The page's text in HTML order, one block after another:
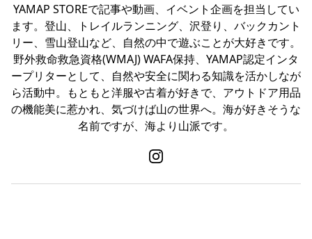
YAMAP STOREで記事や動画、イベント企画を担当してい
ます。登山、トレイルランニング、沢登り、バックカント
リー、雪山登山など、自然の中で遊ぶことが大好きです。
野外救命救急資格(WMAJ) WAFA保持、YAMAP認定インタ
ープリターとして、自然や安全に関わる知識を活かしなが
ら活動中。もともと洋服や古着が好きで、アウトドア用品
の機能美に惹かれ、気づけば山の世界へ。海が好きそうな
名前ですが、海より山派です。